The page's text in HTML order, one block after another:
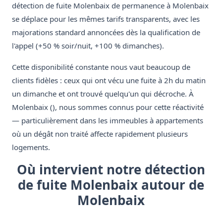
détection de fuite Molenbaix de permanence à Molenbaix
se déplace pour les mêmes tarifs transparents, avec les
majorations standard annoncées dès la qualification de
l'appel (+50 % soir/nuit, +100 % dimanches).
Cette disponibilité constante nous vaut beaucoup de
clients fidèles : ceux qui ont vécu une fuite à 2h du matin
un dimanche et ont trouvé quelqu'un qui décroche. À
Molenbaix (), nous sommes connus pour cette réactivité
— particulièrement dans les immeubles à appartements
où un dégât non traité affecte rapidement plusieurs
logements.
Où intervient notre détection
de fuite Molenbaix autour de
Molenbaix